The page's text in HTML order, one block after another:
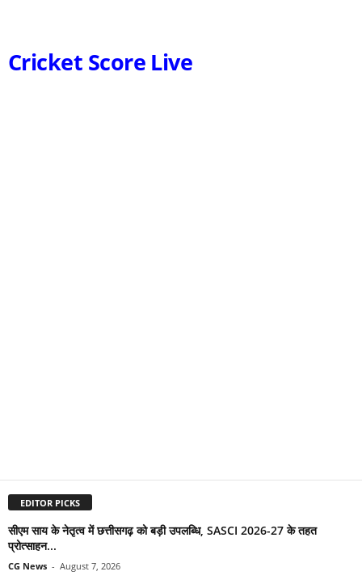
Cricket Score Live
EDITOR PICKS
सीएम साय के नेतृत्व में छत्तीसगढ़ को बड़ी उपलब्धि, SASCI 2026-27 के तहत
प्रोत्साहन...
CG News - August 7, 2026